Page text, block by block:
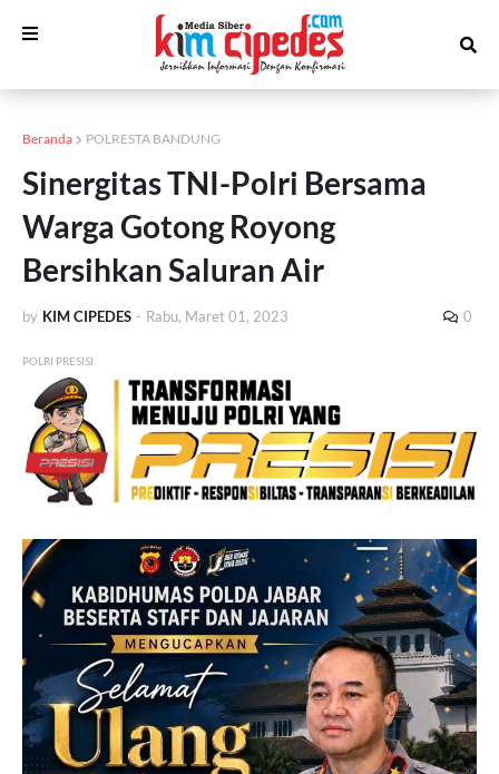
Beranda POLRESTA BANDUNG
Sinergitas TNI-Polri Bersama
Warga Gotong Royong
Bersihkan Saluran Air
by KIM CIPEDES - Rabu, Maret 01, 2023 0
POLRI PRESISI